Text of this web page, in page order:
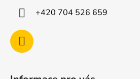
+420 704 526 659